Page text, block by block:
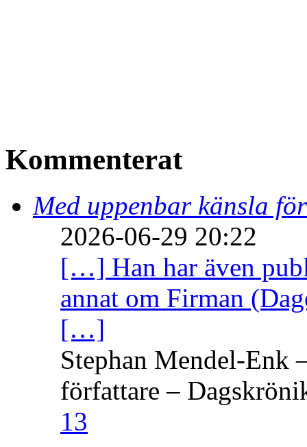
Kommenterat
Med uppenbar känsla
2026-06-29 20:22
[…] Han har även
annat om Firman
[…]
Stephan Mendel-Enk
författare –
13